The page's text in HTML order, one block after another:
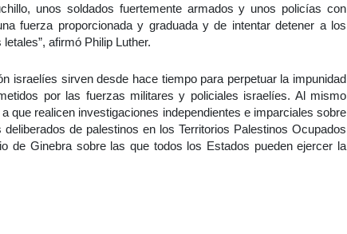
unos soldados fuertemente armados y unos policías con
fuerza proporcionada y graduada y de intentar detener a los
afirmó Philip Luther.
israelíes sirven desde hace tiempo para perpetuar la impunidad
por las fuerzas militares y policiales israelíes. Al mismo
que realicen investigaciones independientes e imparciales sobre
de palestinos en los Territorios Palestinos Ocupados
de Ginebra sobre las que todos los Estados pueden ejercer la